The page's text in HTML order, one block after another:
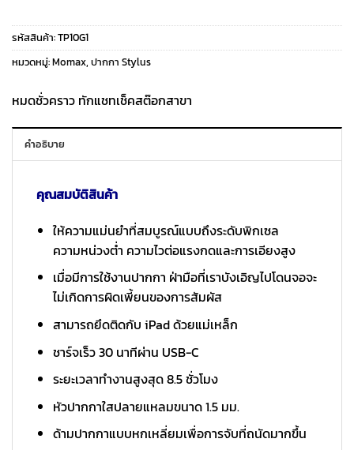
price
was:
890 ฿.
price
is:
755 ฿.
รหัสสินค้า:TP10G1
หมวดหมู่:Momax, ปากกา Stylus
หมดชั่วคราว ทักแชทเช็คสต๊อกสาขา
คำอธิบาย
คุณสมบัติสินค้า
ให้ความแม่นยำที่สมบูรณ์แบบถึงระดับพิกเซล
ความหน่วงต่ำ ความไวต่อแรงกดและการเอียงสูง
เมื่อมีการใช้งานปากกา ฝ่ามือที่เราบังเอิญไปโดนจอจะ
ไม่เกิดการผิดเพี้ยนของการสัมผัส
สามารถยึดติดกับ iPad ด้วยแม่เหล็ก
ชาร์จเร็ว 30 นาทีผ่าน USB-C
ระยะเวลาทำงานสูงสุด 8.5 ชั่วโมง
หัวปากกาใสปลายแหลมขนาด 1.5 มม.
ด้ามปากกาแบบหกเหลี่ยมเพื่อการจับที่ถนัดมากขึ้น